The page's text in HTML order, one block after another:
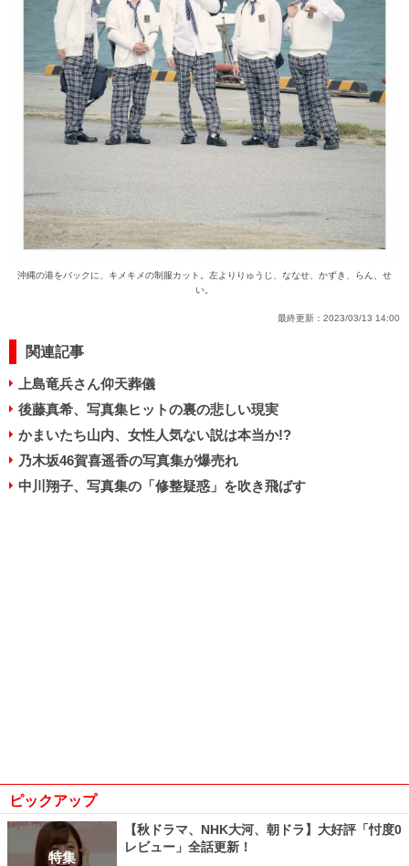
沖縄の港をバックに、キメキメの制服カット。左よりりゅうじ、ななせ、かずき、らん、せ
い。
最終更新： 2023/03/13 14:00
関連記事
上島竜兵さん仰天葬儀
後藤真希、写真集ヒットの裏の悲しい現実
かまいたち山内、女性人気ない説は本当か!?
乃木坂46賀喜遥香の写真集が爆売れ
中川翔子、写真集の「修整疑惑」を吹き飛ばす
ピックアップ
特集
【秋ドラマ、NHK大河、朝ドラ】大好評「忖度0
レビュー」全話更新！